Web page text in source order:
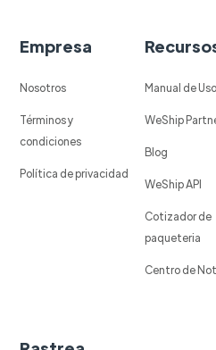
Empresa
Nosotros
Términos y
condiciones
Política de privacidad
Manual de Uso
WeShip
Blog
WeShip API
Cotizador de
paqueteria
Centro de